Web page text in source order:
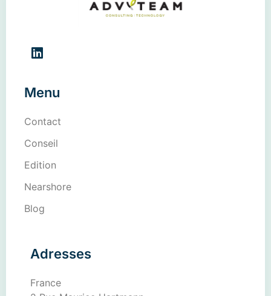
Menu
Contact
Conseil
Edition
Nearshore
Blog
Adresses
France